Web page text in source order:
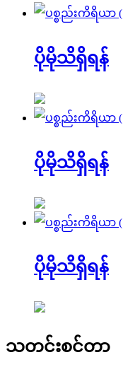
ပိုမိုသိရှိရန်
ပိုမိုသိရှိရန်
ပိုမိုသိရှိရန်
သတင်းစင်တာ